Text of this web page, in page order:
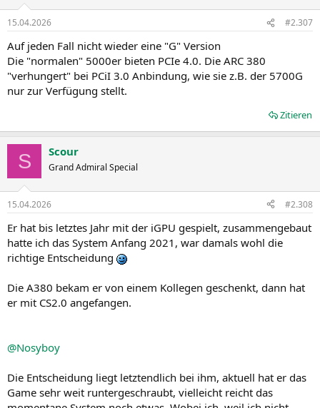
e
:
15.04.2026 #2.307
Auf jeden Fall nicht wieder eine "G" Version
Die "normalen" 5000er bieten PCIe 4.0. Die ARC 380
"verhungert" bei PCiI 3.0 Anbindung, wie sie z.B. der 5700G
nur zur Verfügung stellt.
Zitieren
S Scour
Grand Admiral Special
15.04.2026 #2.308
Er hat bis letztes Jahr mit der iGPU gespielt, zusammengebaut
hatte ich das System Anfang 2021, war damals wohl die
richtige Entscheidung
Die A380 bekam er von einem Kollegen geschenkt, dann hat
er mit CS2.0 angefangen.
@Nosyboy
Die Entscheidung liegt letztendlich bei ihm, aktuell hat er das
Game sehr weit runtergeschraubt, vielleicht reicht das